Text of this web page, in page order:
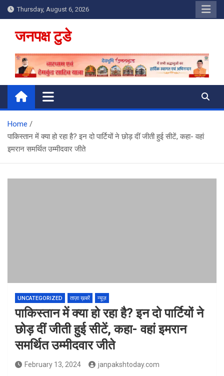
Skip
to
content
Thursday, August 6, 2026
जनपक्ष टुडे
Home
पाकिस्तान में क्या हो रहा है? इन दो पार्टियों ने छोड़ दीं जीती हुई सीटें, कहा- वहां
इमरान समर्थित उम्मीदवार जीते
UNCATEGORIZED ताज़ा ख़बरें न्यूज़
पाकिस्तान में क्या हो रहा है? इन दो पार्टियों ने
छोड़ दीं जीती हुई सीटें, कहा- वहां इमरान
समर्थित उम्मीदवार जीते
February 13, 2024 janpakshtoday.com